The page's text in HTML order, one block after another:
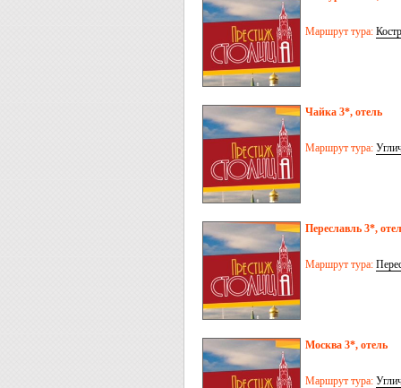
Маршрут тура:
Чайка 3*, отель
Маршрут тура:
Переславль 3*,
Маршрут тура:
Москва 3*, отель
Маршрут тура: